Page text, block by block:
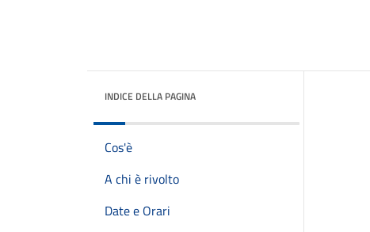
INDICE DELLA PAGINA
Cos'è
A chi è rivolto
Date e Orari